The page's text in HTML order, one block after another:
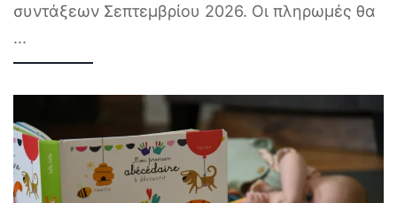
συντάξεων Σεπτεμβρίου 2026. Οι πληρωμές θα
...